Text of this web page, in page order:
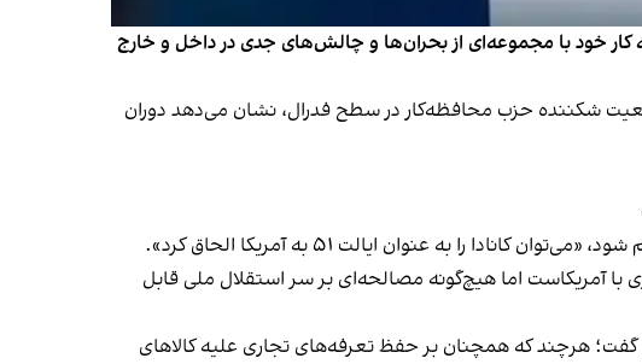
کار خود با مجموعه‌ای از بحران‌ها و چالش‌های جدی در داخل و خارج
شکننده حزب محافظه‌کار در سطح فدرال، نشان می‌دهد دوران
را به عنوان ایالت ۵۱ به آمریکا الحاق کرد».
با آمریکاست اما هیچ‌گونه مصالحه‌ای بر سر استقلال ملی قابل‌
گفت؛ هرچند که همچنان بر حفظ تعرفه‌های تجاری علیه کالاهای